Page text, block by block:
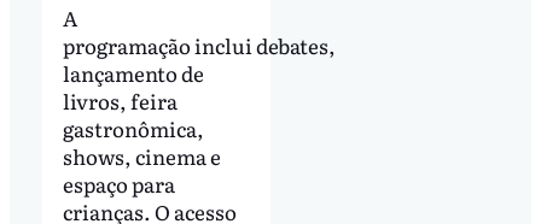
A
programação inclui debates,
lançamento de
livros, feira
gastronômica,
shows, cinema e
espaço para
crianças. O acesso